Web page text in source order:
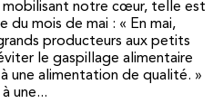
mobilisant notre cœur, telle est
mois de mai : « En mai,
producteurs aux petits
le gaspillage alimentaire
une alimentation de qualité. »
une...